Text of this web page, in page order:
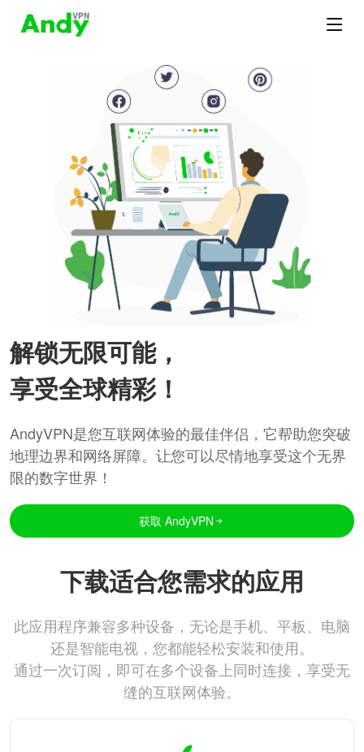
解锁无限可能，
享受全球精彩！
AndyVPN是您互联网体验的最佳伴侣，它帮助您突破
地理边界和网络屏障。让您可以尽情地享受这个无界
限的数字世界！
获取 AndyVPN
下载适合您需求的应用
此应用程序兼容多种设备，无论是手机、平板、电脑
还是智能电视，您都能轻松安装和使用。
通过一次订阅，即可在多个设备上同时连接，享受无
缝的互联网体验。